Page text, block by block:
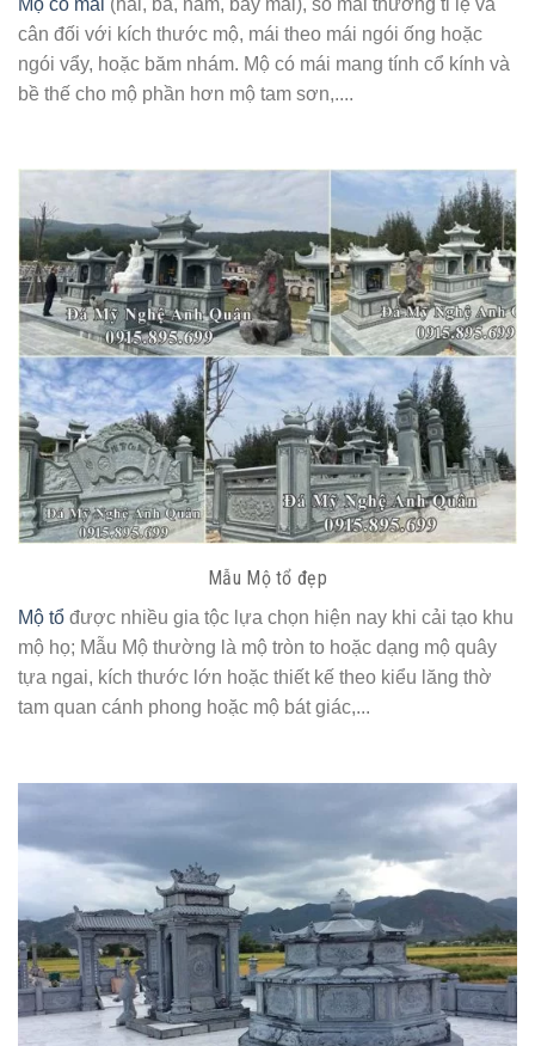
cân đối với kích thước mộ, mái theo mái ngói ống hoặc
ngói vẩy, hoặc băm nhám. Mộ có mái mang tính cổ kính và
bề thế cho mộ phần hơn mộ tam sơn,....
Mẫu Mộ tổ đẹp
Mộ tổ được nhiều gia tộc lựa chọn hiện nay khi cải tạo khu
mộ họ; Mẫu Mộ thường là mộ tròn to hoặc dạng mộ quây
tựa ngai, kích thước lớn hoặc thiết kế theo kiểu lăng thờ
tam quan cánh phong hoặc mộ bát giác,...